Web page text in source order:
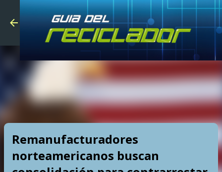
Skip to
Remanufacturadores
norteamericanos buscan